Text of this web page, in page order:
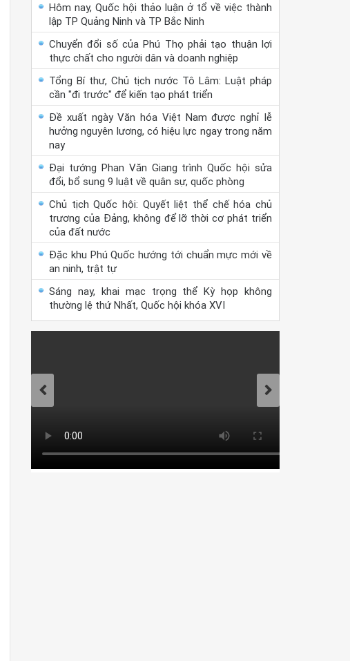
Hôm nay, Quốc hội thảo luận ở tổ về việc thành
lập TP Quảng Ninh và TP Bắc Ninh
Chuyển đổi số của Phú Thọ phải tạo thuận lợi
thực chất cho người dân và doanh nghiệp
Tổng Bí thư, Chủ tịch nước Tô Lâm: Luật pháp
cần "đi trước" để kiến tạo phát triển
Đề xuất ngày Văn hóa Việt Nam được nghỉ lễ
hưởng nguyên lương, có hiệu lực ngay trong năm
nay
Đại tướng Phan Văn Giang trình Quốc hội sửa
đổi, bổ sung 9 luật về quân sự, quốc phòng
Chủ tịch Quốc hội: Quyết liệt thể chế hóa chủ
trương của Đảng, không để lỡ thời cơ phát triển
của đất nước
Đặc khu Phú Quốc hướng tới chuẩn mực mới về
an ninh, trật tự
Sáng nay, khai mạc trọng thể Kỳ họp không
thường lệ thứ Nhất, Quốc hội khóa XVI